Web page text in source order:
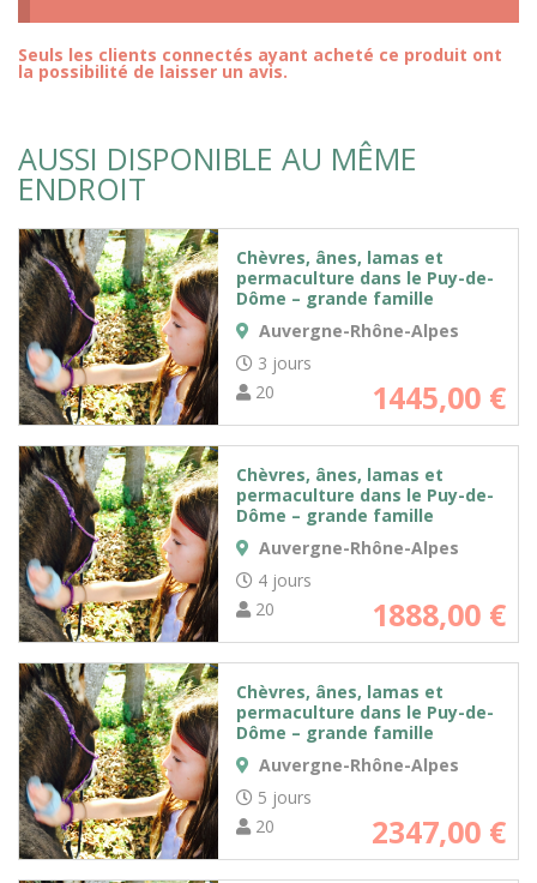
Seuls les clients connectés ayant acheté ce produit ont
la possibilité de laisser un avis.
AUSSI DISPONIBLE AU MÊME
ENDROIT
Chèvres, ânes, lamas et
permaculture dans le Puy-de-
Dôme – grande famille
Auvergne-Rhône-Alpes
3 jours
20
1445,00 €
Chèvres, ânes, lamas et
permaculture dans le Puy-de-
Dôme – grande famille
Auvergne-Rhône-Alpes
4 jours
20
1888,00 €
Chèvres, ânes, lamas et
permaculture dans le Puy-de-
Dôme – grande famille
Auvergne-Rhône-Alpes
5 jours
20
2347,00 €